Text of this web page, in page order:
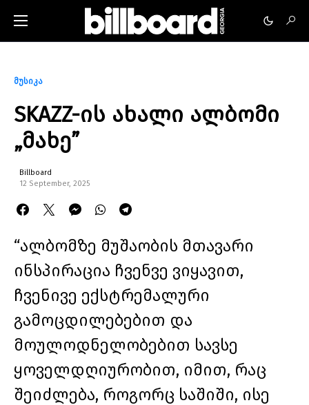
მუსიკა
SKAZZ-ის ახალი ალბომი
„მახე”
Billboard
12 September, 2025
“ალბომზე მუშაობის მთავარი
ინსპირაცია ჩვენვე ვიყავით,
ჩვენივე ექსტრემალური
გამოცდილებებით და
მოულოდნელობებით სავსე
ყოველდღიურობით, იმით, რაც
შეიძლება, როგორც საშიში, ისე